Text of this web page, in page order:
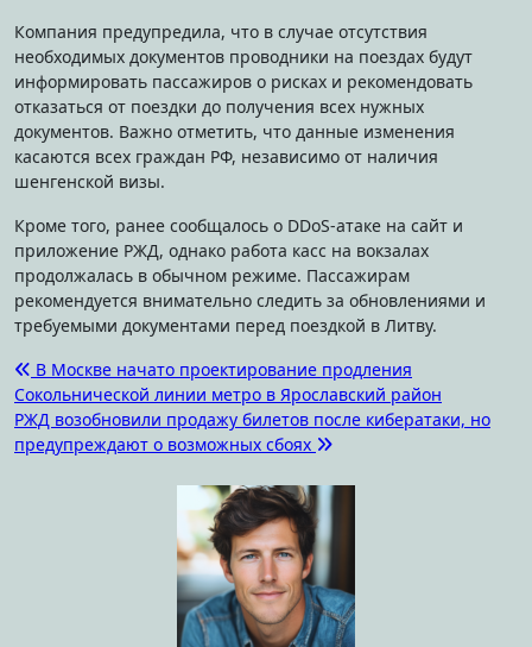
Компания предупредила, что в случае отсутствия
необходимых документов проводники на поездах будут
информировать пассажиров о рисках и рекомендовать
отказаться от поездки до получения всех нужных
документов. Важно отметить, что данные изменения
касаются всех граждан РФ, независимо от наличия
шенгенской визы.
Кроме того, ранее сообщалось о DDoS-атаке на сайт и
приложение РЖД, однако работа касс на вокзалах
продолжалась в обычном режиме. Пассажирам
рекомендуется внимательно следить за обновлениями и
требуемыми документами перед поездкой в Литву.
Навигация
по
записям
В Москве начато проектирование продления
Сокольнической линии метро в Ярославский район
РЖД возобновили продажу билетов после кибератаки, но
предупреждают о возможных сбоях